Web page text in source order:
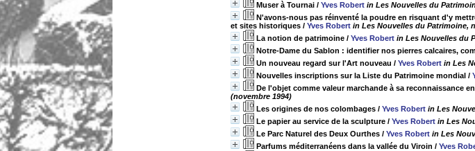
Muser à Tournai / Yves Robert in Les Nouvelles du
N'avons-nous pas réinventé la poudre en risquant d'y
et sites historiques / Yves Robert in Les Nouvelles du Patrimoine,
La notion de patrimoine / Yves Robert in Les Nouvelles du
Notre-Dame du Sablon : identifier nos pierres calcaires,
Un nouveau regard sur l'Art nouveau / Yves Robert in Les
Nouvelles inscriptions sur la Liste du Patrimoine mondial /
De l'objet comme valeur marchande à sa reconnaissance
(novembre 1994)
Les origines de nos colombages / Yves Robert in Les
Le papier au service de la sculpture / Yves Robert in Les
Le Parc Naturel des Deux Ourthes / Yves Robert in Les
Parfums méditerranéens dans la vallée du Viroin / Yves